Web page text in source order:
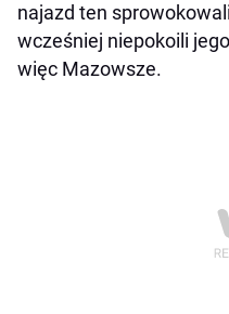
najazd ten
wcześniej niepokoili
więc